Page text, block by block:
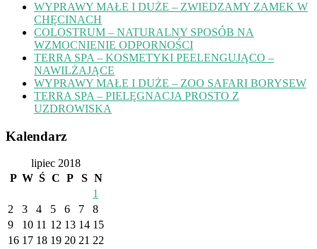
WYPRAWY MAŁE I DUŻE – ZWIEDZAMY ZAMEK W
CHĘCINACH
COLOSTRUM – NATURALNY SPOSÓB NA
WZMOCNIENIE ODPORNOŚCI
TERRA SPA – KOSMETYKI PEELENGUJĄCO –
NAWILŻAJĄCE
WYPRAWY MAŁE I DUŻE – ZOO SAFARI BORYSEW
TERRA SPA – PIELĘGNACJA PROSTO Z
UZDROWISKA
Kalendarz
lipiec 2018
P W Ś C P S N
1
2
3 4 5 6 7
8
9
10 11 12 13 14 15
16 17 18 19 20 21 22